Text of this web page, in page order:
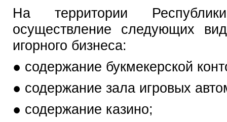
На территории
осуществление следующих
игорного бизнеса:
● содержание букмекерской
● содержание зала игровых
● содержание казино;